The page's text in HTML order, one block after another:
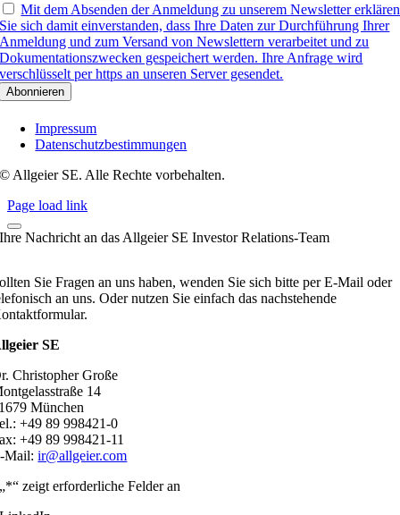
Mit dem Absenden der Anmeldung zu unserem Newsletter erklären
Sie sich damit einverstanden, dass Ihre Daten zur Durchführung Ihrer
Anmeldung und zum Versand von Newslettern verarbeitet und zu
Dokumentationszwecken gespeichert werden. Ihre Anfrage wird
verschlüsselt per https an unseren Server gesendet.
Impressum
Datenschutzbestimmungen
© Allgeier SE. Alle Rechte vorbehalten.
Page load link
Ihre Nachricht an das Allgeier SE Investor Relations-Team
Sie Fragen an uns haben, wenden Sie sich bitte per E-Mail oder
an uns. Oder nutzen Sie einfach das nachstehende
SE
Christopher Große
14
München
+49 89 998421-0
+49 89 998421-11
Mail:ir@allgeier.com
„*“ zeigt erforderliche Felder an